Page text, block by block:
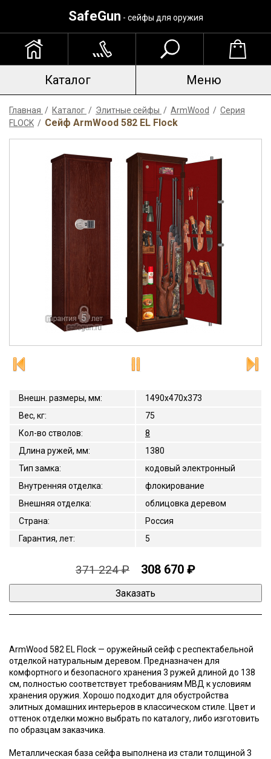
SafeGun - сейфы для оружия
Каталог Меню
Главная / Каталог / Элитные сейфы / ArmWood / Серия
FLOCK / Сейф ArmWood 582 EL Flock
Внешн. размеры, мм:
1490x470x373
Вес, кг:
75
Кол-во стволов:
8
Длина ружей, мм:
1380
Тип замка:
кодовый электронный
Внутренняя отделка:
флокирование
Внешняя отделка:
облицовка деревом
Страна:
Россия
Гарантия, лет: 5
371 224 ₽ 308 670 ₽
ArmWood 582 EL Flock — оружейный сейф с респектабельной
отделкой натуральным деревом. Предназначен для
комфортного и безопасного хранения 3 ружей длиной до 138
cм, полностью соответствует требованиям МВД к условиям
хранения оружия. Хорошо подходит для обустройства
элитных домашних интерьеров в классическом стиле. Цвет и
оттенок отделки можно выбрать по каталогу, либо изготовить
по образцам заказчика.
Металлическая база сейфа выполнена из стали толщиной 3